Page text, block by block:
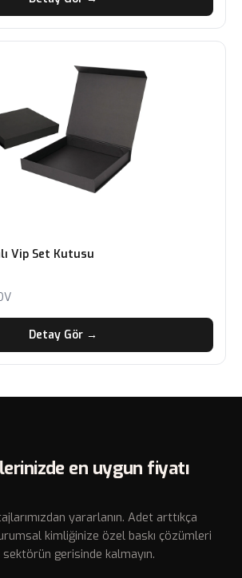
Vip Set Kutusu
Detay Gör →
en uygun fiyatı
yararlanın. Adet arttıkça
kimliğinize özel baskı çözümleri
gerisinde kalmayın.